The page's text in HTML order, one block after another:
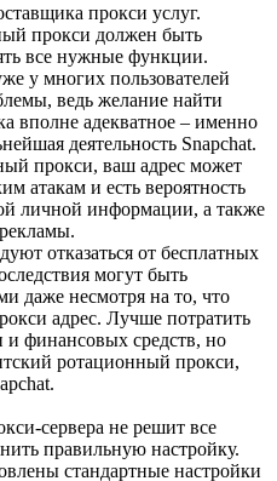
прокси услуг.
прокси должен быть
все нужные функции.
у многих пользователей
ведь желание найти
вполне адекватное – именно
деятельность Snapchat.
прокси, ваш адрес может
атакам и есть вероятность
личной информации, а также
отказаться от бесплатных
могут быть
даже несмотря на то, что
адрес. Лучше потратить
финансовых средств, но
ротационный прокси,
сервера не решит все
правильную настройку.
стандартные настройки